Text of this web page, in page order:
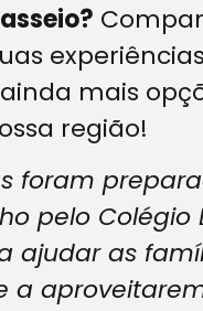
mais
região!
foram
pelo Colégio
ajudar as
a